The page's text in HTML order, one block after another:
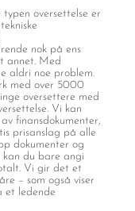
oversettelse er
nok på ens
annet. Med
aldri noe problem.
med over 5000
oversettere med
Vi kan
finansdokumenter,
prisanslag på alle
dokumenter og
kan du bare angi
Vi gir det et
– som også viser
et ledende